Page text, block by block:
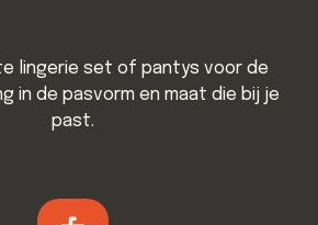
lingerie set of pantys voor de
in de pasvorm en maat die bij je
past.